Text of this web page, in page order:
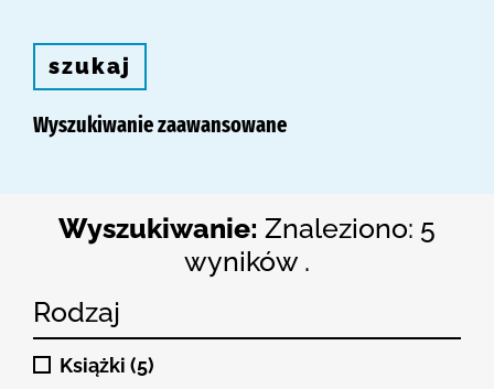
szukaj
Wyszukiwanie zaawansowane
Wyszukiwanie: Znaleziono: 5
wyników .
Rodzaj
Książki (5)